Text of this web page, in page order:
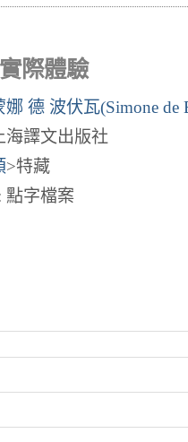
際體驗
娜 德 波伏瓦(Simone de
海譯文出版社
>特藏
點字檔案